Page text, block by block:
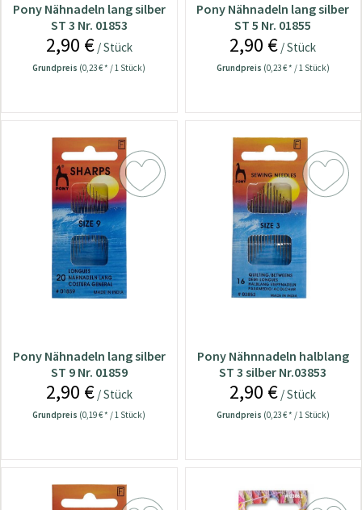
Pony Nähnadeln lang silber
ST 3 Nr. 01853
2,90 €/ Stück
Grundpreis (0,23 € * / 1 Stück)
Pony Nähnadeln lang silber
ST 5 Nr. 01855
2,90 € / Stück
Grundpreis (0,23 € * / 1 Stück)
Pony Nähnadeln lang silber
ST 9 Nr. 01859
2,90 €/ Stück
Grundpreis (0,19 € * / 1 Stück)
Pony Nähnnadeln halblang
ST 3 silber Nr.03853
2,90 € / Stück
Grundpreis (0,23 € * / 1 Stück)